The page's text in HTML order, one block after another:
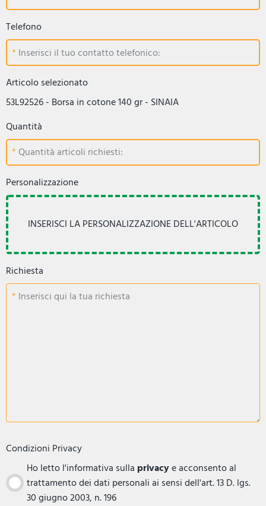
Telefono
Inserisci il tuo contatto telefonico:
Articolo selezionato
53L92526 - Borsa in cotone 140 gr - SINAIA
Quantità
Quantità articoli richiesti:
Personalizzazione
Richiesta
Inserisci qui la tua richiesta
Condizioni Privacy
Ho letto l'informativa sulla privacye acconsento al
trattamento dei dati personali ai sensi dell'art. 13 D. lgs.
30 giugno 2003, n. 196